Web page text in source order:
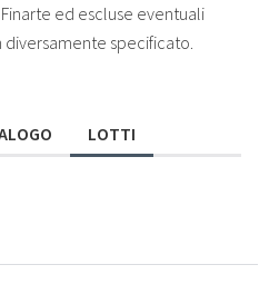
ed escluse eventuali
specificato.
LOTTI